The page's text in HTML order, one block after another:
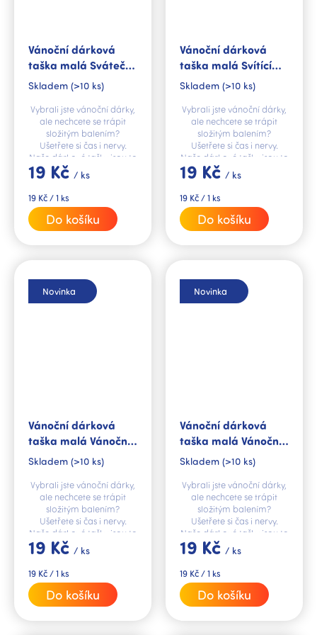
Vánoční dárková
taška malá Sváteční
perníčky
Skladem (>10 ks)
19 Kč / ks
Měrná
cena:
19 Kč / 1 ks
Do košíku
Vybrali jste vánoční dárky,
ale nechcete se trápit
složitým balením?
Ušetřete si čas i nervy.
Naše dárkové tašky jsou to
pravé řešení.
Vánoční dárková
taška malá Svítící
stromeček
Skladem (>10 ks)
19 Kč / ks
Měrná
cena:
19 Kč / 1 ks
Do košíku
Vybrali jste vánoční dárky,
ale nechcete se trápit
složitým balením?
Ušetřete si čas i nervy.
Naše dárkové tašky jsou to
pravé řešení.
Novinka
Vánoční dárková
taška malá Vánoční
klasika
Skladem (>10 ks)
19 Kč / ks
Měrná
cena:
19 Kč / 1 ks
Do košíku
Vybrali jste vánoční dárky,
ale nechcete se trápit
složitým balením?
Ušetřete si čas i nervy.
Naše dárkové tašky jsou to
pravé řešení.
Novinka
Vánoční dárková
taška malá Vánoční
pohoda
Skladem (>10 ks)
19 Kč / ks
Měrná
cena:
19 Kč / 1 ks
Do košíku
Vybrali jste vánoční dárky,
ale nechcete se trápit
složitým balením?
Ušetřete si čas i nervy.
Naše dárkové tašky jsou to
pravé řešení.